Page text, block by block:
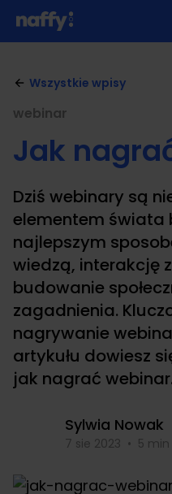
Wszystkie wpisy
webinar
Jak
Dziś webinary są
elementem świata
najlepszym
wiedzą, interakcję
budowanie
zagadnienia.
nagrywanie
artykułu dowiesz
jak nagrać webinar.
Sylwia Nowak
7 sie 2023 • 5 min